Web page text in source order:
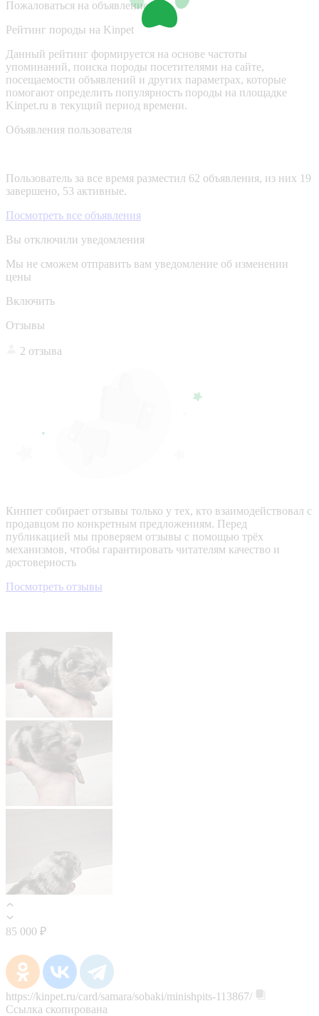
Пожаловаться на объявление
Рейтинг породы на Kinpet
Данный рейтинг формируется на основе частоты
упоминаний, поиска породы посетителями на сайте,
посещаемости объявлений и других параметрах, которые
помогают определить популярность породы на площадке
Kinpet.ru в текущий период времени.
Объявления пользователя
Пользователь за все время разместил 62 объявления, из них 19
завершено, 53 активные.
Посмотреть все объявления
Вы отключили уведомления
Мы не сможем отправить вам уведомление об изменении
цены
Включить
Отзывы
2 отзыва
Кинпет собирает отзывы только у тех, кто взаимодействовал с
продавцом по конкретным предложениям. Перед
публикацией мы проверяем отзывы с помощью трёх
механизмов, чтобы гарантировать читателям качество и
достоверность
Посмотреть отзывы
85 000 ₽
https://kinpet.ru/card/samara/sobaki/minishpits-113867/
Ссылка скопирована